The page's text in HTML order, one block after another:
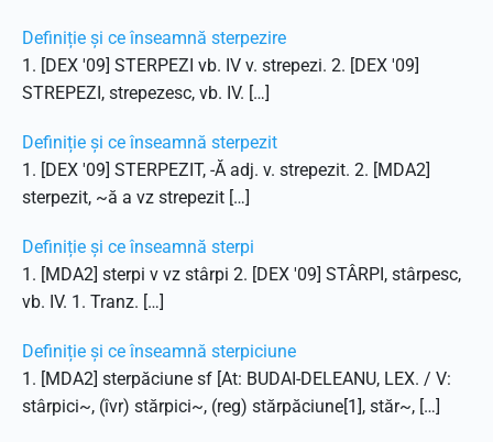
Definiție și ce înseamnă sterpezire
1. [DEX '09] STERPEZI vb. IV v. strepezi. 2. [DEX '09]
STREPEZI, strepezesc, vb. IV. […]
Definiție și ce înseamnă sterpezit
1. [DEX '09] STERPEZIT, -Ă adj. v. strepezit. 2. [MDA2]
sterpezit, ~ă a vz strepezit […]
Definiție și ce înseamnă sterpi
1. [MDA2] sterpi v vz stârpi 2. [DEX '09] STÂRPI, stârpesc,
vb. IV. 1. Tranz. […]
Definiție și ce înseamnă sterpiciune
1. [MDA2] sterpăciune sf [At: BUDAI-DELEANU, LEX. / V:
stârpici~, (îvr) stărpici~, (reg) stărpăciune[1], stăr~, […]